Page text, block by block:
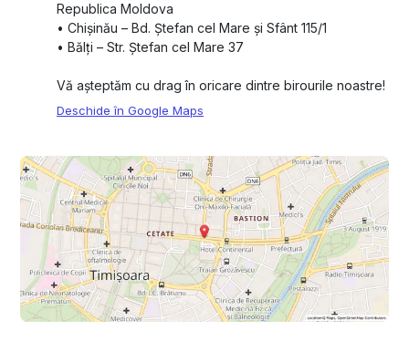
Republica Moldova
•⁠ ⁠Chișinău – Bd. Ștefan cel Mare și Sfânt 115/1
•⁠ ⁠Bălți – Str. Ștefan cel Mare 37
Vă așteptăm cu drag în oricare dintre birourile noastre!
Deschide în Google Maps